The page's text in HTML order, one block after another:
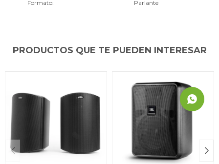
Formato
Parlante
PRODUCTOS QUE TE PUEDEN INTERESAR